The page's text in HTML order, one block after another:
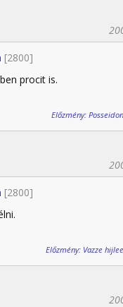
[2800]
procit is.
Előzmény:
[2800]
Előzmény: Vazze